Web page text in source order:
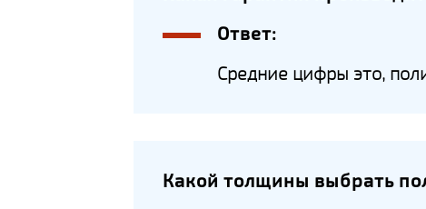
Ответ:
Средние цифры это,
Какой толщины выбрать